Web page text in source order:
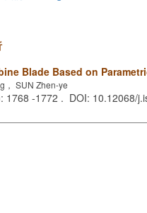
Blade Based on
， SUN Zhen-ye
1768 -1772 . DOI: 10.12068/